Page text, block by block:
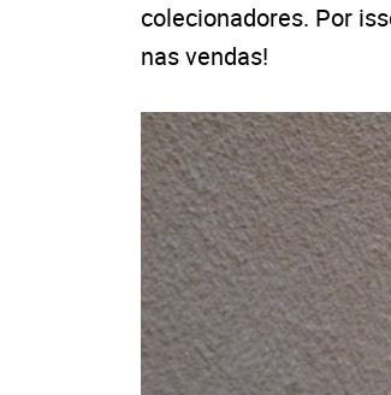
colecionadores. Por
nas vendas!